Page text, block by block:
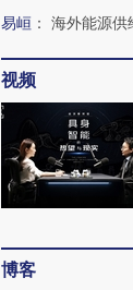
易峘 ： 海外能源供
视频
博客